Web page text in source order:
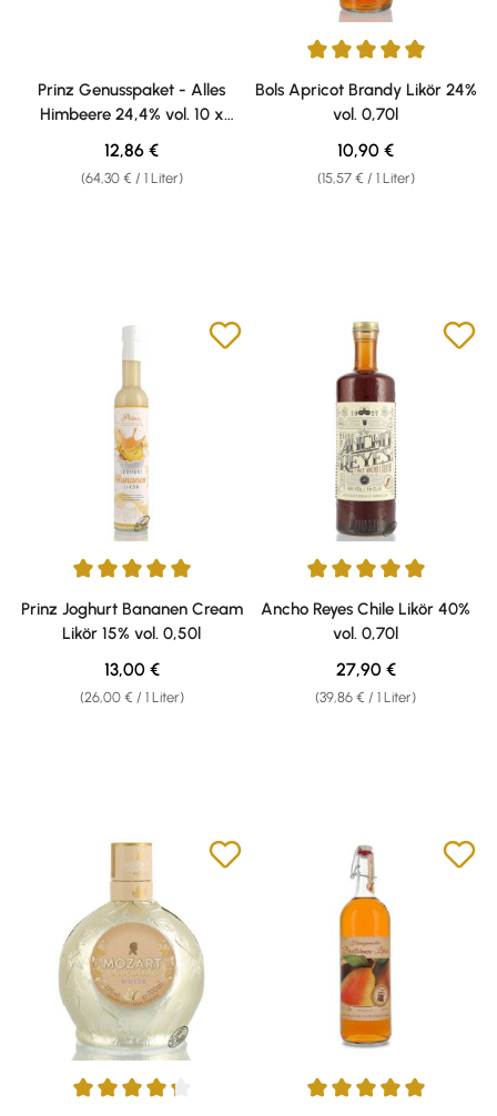
Prinz Genusspaket - Alles
Himbeere 24,4% vol. 10 x
0,02l
(64,30 € / 1 Liter)
Regulärer Preis:
12,86 €
Durchschnittliche Bewertung
Bols Apricot Brandy Likör 24%
vol. 0,70l
(15,57 € / 1 Liter)
Regulärer Preis:
10,90 €
Durchschnittliche Bewertung von 5 von 5 Sternen
Prinz Joghurt Bananen Cream
Likör 15% vol. 0,50l
(26,00 € / 1 Liter)
Regulärer Preis:
13,00 €
Durchschnittliche Bewertung
Ancho Reyes Chile Likör 40%
vol. 0,70l
(39,86 € / 1 Liter)
Regulärer Preis:
27,90 €